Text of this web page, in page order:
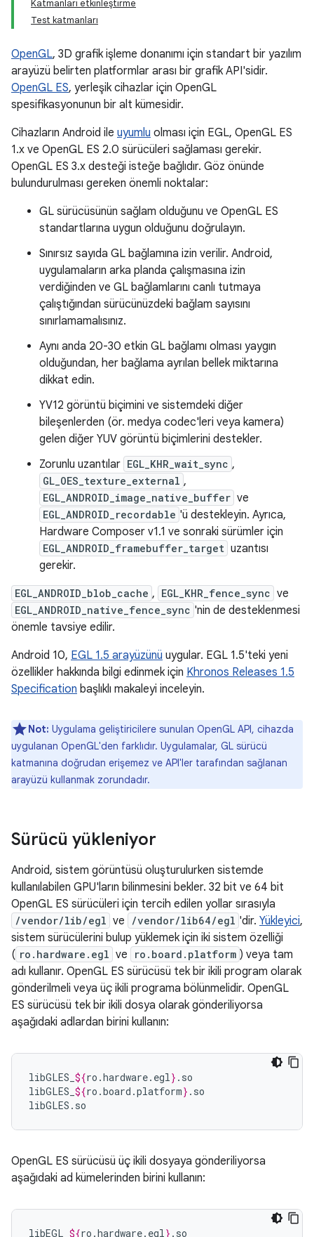
Katmanları etkinleştirme
Test katmanları
OpenGL, 3D grafik işleme donanımı için standart bir yazılım
arayüzü belirten platformlar arası bir grafik API'sidir.
OpenGL ES, yerleşik cihazlar için OpenGL
spesifikasyonunun bir alt kümesidir.
Cihazların Android ile uyumlu olması için EGL, OpenGL ES
1.x ve OpenGL ES 2.0 sürücüleri sağlaması gerekir.
OpenGL ES 3.x desteği isteğe bağlıdır. Göz önünde
bulundurulması gereken önemli noktalar:
GL sürücüsünün sağlam olduğunu ve OpenGL ES
standartlarına uygun olduğunu doğrulayın.
Sınırsız sayıda GL bağlamına izin verilir. Android,
uygulamaların arka planda çalışmasına izin
verdiğinden ve GL bağlamlarını canlı tutmaya
çalıştığından sürücünüzdeki bağlam sayısını
sınırlamamalısınız.
Aynı anda 20-30 etkin GL bağlamı olması yaygın
olduğundan, her bağlama ayrılan bellek miktarına
dikkat edin.
YV12 görüntü biçimini ve sistemdeki diğer
bileşenlerden (ör. medya codec'leri veya kamera)
gelen diğer YUV görüntü biçimlerini destekler.
Zorunlu uzantılar EGL_KHR_wait_sync ,
GL_OES_texture_external ,
EGL_ANDROID_image_native_buffer ve
EGL_ANDROID_recordable 'ü destekleyin. Ayrıca,
Hardware Composer v1.1 ve sonraki sürümler için
EGL_ANDROID_framebuffer_target uzantısı
gerekir.
EGL_ANDROID_blob_cache , EGL_KHR_fence_sync ve
EGL_ANDROID_native_fence_sync 'nin de desteklenmesi
önemle tavsiye edilir.
Android 10, EGL 1.5 arayüzünü uygular. EGL 1.5'teki yeni
özellikler hakkında bilgi edinmek için Khronos Releases 1.5
Specification başlıklı makaleyi inceleyin.
Not: Uygulama geliştiricilere sunulan OpenGL API, cihazda
uygulanan OpenGL'den farklıdır. Uygulamalar, GL sürücü
katmanına doğrudan erişemez ve API'ler tarafından sağlanan
arayüzü kullanmak zorundadır.
Sürücü yükleniyor
Android, sistem görüntüsü oluşturulurken sistemde
kullanılabilen GPU'ların bilinmesini bekler. 32 bit ve 64 bit
OpenGL ES sürücüleri için tercih edilen yollar sırasıyla
/vendor/lib/egl ve /vendor/lib64/egl 'dir. Yükleyici,
sistem sürücülerini bulup yüklemek için iki sistem özelliği
( ro.hardware.egl ve ro.board.platform ) veya tam
adı kullanır. OpenGL ES sürücüsü tek bir ikili program olarak
gönderilmeli veya üç ikili programa bölünmelidir. OpenGL
ES sürücüsü tek bir ikili dosya olarak gönderiliyorsa
aşağıdaki adlardan birini kullanın:
libGLES_ ${ro .hardware. egl} .so
libGLES_ ${ro .board .platform} .so
libGLES.so
OpenGL ES sürücüsü üç ikili dosyaya gönderiliyorsa
aşağıdaki ad kümelerinden birini kullanın:
libEGL_ ${ro .hardware. egl} .so